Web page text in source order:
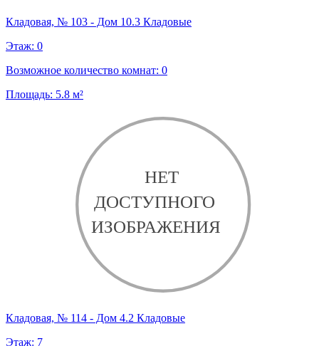
Кладовая, № 103 - Дом 10.3 Кладовые
Этаж: 0
Возможное количество комнат: 0
Площадь: 5.8 м²
Кладовая, № 114 - Дом 4.2 Кладовые
Этаж: 7